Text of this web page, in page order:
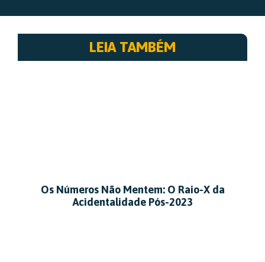
LEIA TAMBÉM
Os Números Não Mentem: O Raio-X da
Acidentalidade Pós-2023